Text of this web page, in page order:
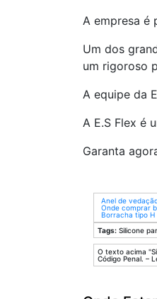
A empresa é
Um dos
um rigoroso
A equipe da
A E.S Flex é
Garanta
Anel de
Onde comprar
Borracha tipo H
Tags: Silicone
O texto acima
Código Penal. –